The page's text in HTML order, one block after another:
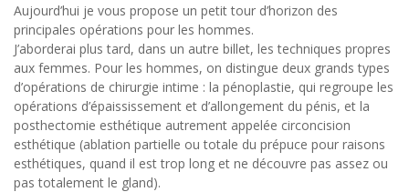
Aujourd’hui je vous propose un petit tour d’horizon des
principales opérations pour les hommes.
J’aborderai plus tard, dans un autre billet, les techniques propres
aux femmes. Pour les hommes, on distingue deux grands types
d’opérations de chirurgie intime : la pénoplastie, qui regroupe les
opérations d’épaississement et d’allongement du pénis, et la
posthectomie esthétique autrement appelée circoncision
esthétique (ablation partielle ou totale du prépuce pour raisons
esthétiques, quand il est trop long et ne découvre pas assez ou
pas totalement le gland).